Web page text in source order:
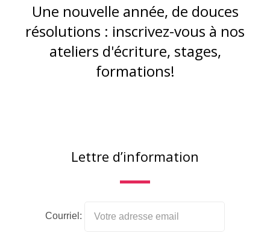
Une nouvelle année, de douces
résolutions : inscrivez-vous à nos
ateliers d'écriture, stages,
formations!
Lettre d’information
Courriel: